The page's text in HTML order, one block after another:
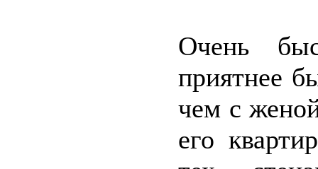
Очень
приятнее
чем с
его